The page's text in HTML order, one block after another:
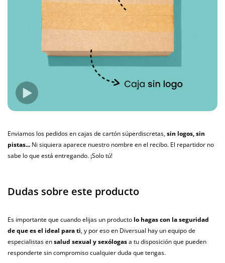
Espero haberte ayudado.
Cloe (at. al cliente de diversual).
Cristina
10/02/2021
Valoración
Compra verificada del 03/02/2021
21/09/2019
Se puede utilizar con preservativos?
Respuesta
Enviamos los pedidos en cajas de cartón súperdiscretas,sin logos, sin
pistas... Ni siquiera aparece nuestro nombre en el recibo. El repartidor no
sabe lo que está entregando. ¡Solo tú!
Dudas sobre este producto
Es importante que cuando elijas un producto lo hagas con la seguridad
de que es el ideal para ti, y por eso en Diversual hay un equipo de
especialistas ensalud sexual y sexólogasa tu disposición que pueden
responderte sin compromiso cualquier duda que tengas.